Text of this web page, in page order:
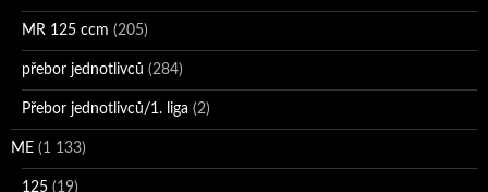
MR 125 ccm (205)
přebor jednotlivců (284)
Přebor jednotlivců/1. liga (2)
ME (1 133)
125 (19)